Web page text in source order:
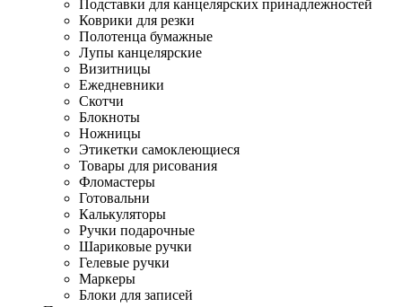
Подставки для канцелярских принадлежностей
Коврики для резки
Полотенца бумажные
Лупы канцелярские
Визитницы
Ежедневники
Скотчи
Блокноты
Ножницы
Этикетки самоклеющиеся
Товары для рисования
Фломастеры
Готовальни
Калькуляторы
Ручки подарочные
Шариковые ручки
Гелевые ручки
Маркеры
Блоки для записей